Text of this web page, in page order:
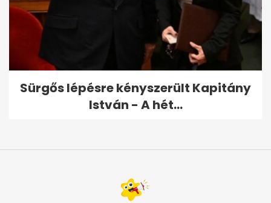
Sürgős lépésre kényszerült Kapitány
István - A hét...